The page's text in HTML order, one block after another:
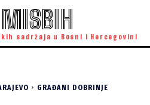
MISBIH
sadržaja u Bosni i Hercegovini
GRAĐANI DOBRINJE